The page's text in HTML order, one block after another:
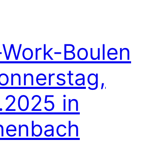
Boulen
in